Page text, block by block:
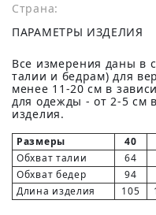
Страна:
ПАРАМЕТРЫ ИЗДЕЛИЯ
Все измерения даны в
талии и бедрам) для
менее 11-20 см в
для одежды - от 2-5 см
изделия.
Размеры 40
Обхват талии
64
Обхват бедер
94
Длина изделия
105